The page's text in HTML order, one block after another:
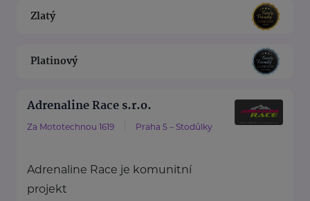
Zlatý
Platinový
Adrenaline Race s.r.o.
Za Mototechnou 1619 Praha 5 – Stodůlky
Adrenaline Race je komunitní
projekt